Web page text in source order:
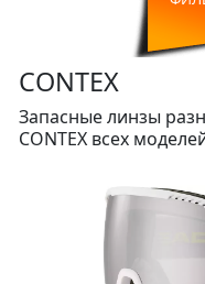
CONTEX
Запасные линзы
CONTEX всех